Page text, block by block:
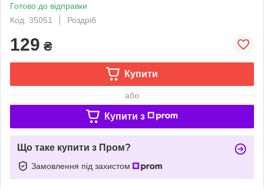
Готово до відправки
Код: 35051
Роздріб
129 ₴
Купити
або
Купити з
Що таке купити з Пром?
Замовлення під захистом